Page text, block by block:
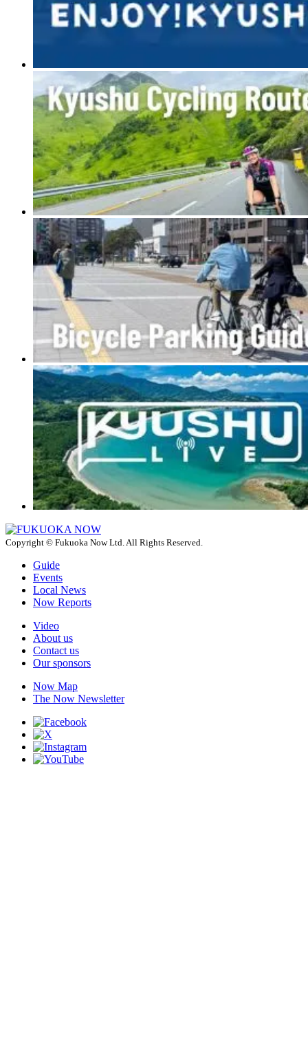
Copyright © Fukuoka Now Ltd. All Rights Reserved.
Guide
Events
Local News
Now Reports
Video
About us
Contact us
Our sponsors
Now Map
The Now Newsletter